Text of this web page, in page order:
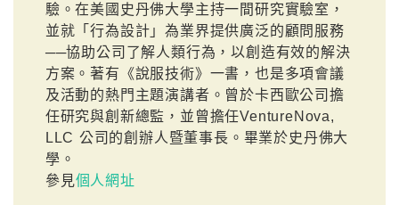
驗。在美國史丹佛大學主持一間研究實驗室，
並就「行為設計」為業界提供廣泛的顧問服務
──協助公司了解人類行為，以創造有效的解決
方案。著有《說服技術》一書，也是多項會議
及活動的熱門主題演講者。曾於卡西歐公司擔
任研究與創新總監，並曾擔任VentureNova,
LLC 公司的創辦人暨董事長。畢業於史丹佛大
學。
參見個人網址